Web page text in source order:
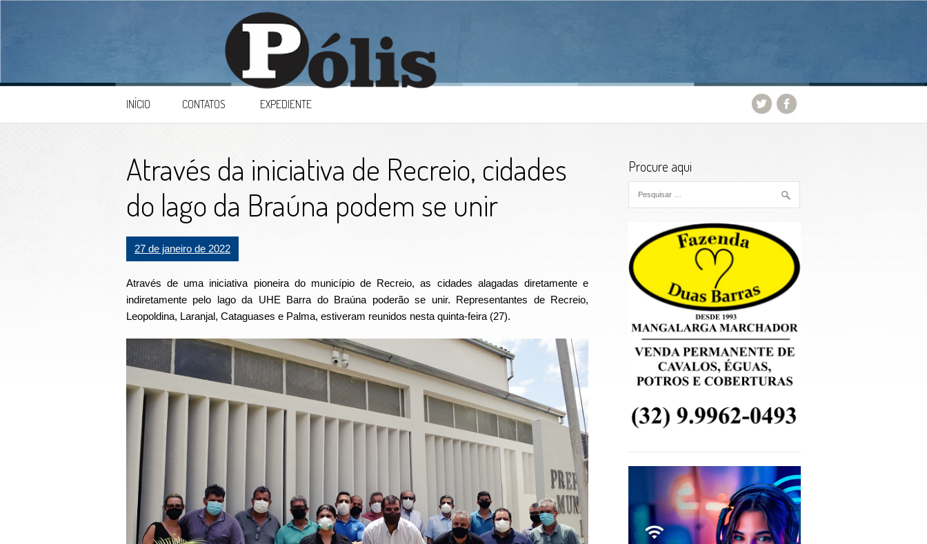
INÍCIO CONTATOS EXPEDIENTE
Através da iniciativa de Recreio, cidades
do lago da Braúna podem se unir
27 de janeiro de 2022
Através de uma iniciativa pioneira do município de Recreio, as cidades alagadas diretamente e
indiretamente pelo lago da UHE Barra do Braúna poderão se unir. Representantes de Recreio,
Leopoldina, Laranjal, Cataguases e Palma, estiveram reunidos nesta quinta-feira (27).
Procure aqui